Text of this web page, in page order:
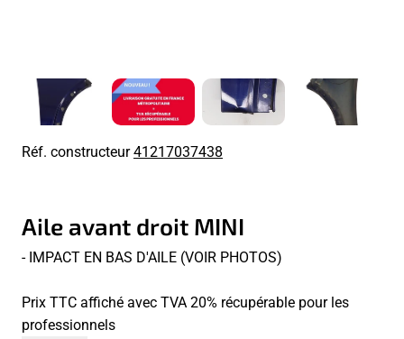
Réf. constructeur41217037438
Aile avant droit MINI
- IMPACT EN BAS D'AILE (VOIR PHOTOS)
Prix TTC affiché avec TVA 20% récupérable pour les
professionnels